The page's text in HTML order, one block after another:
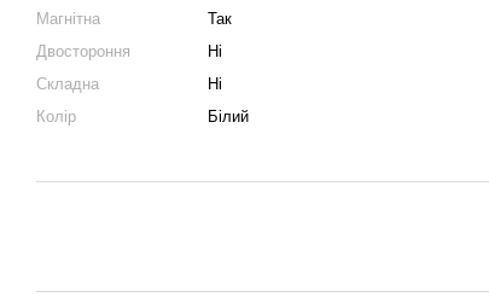
Магнітна
Так
Двостороння
Ні
Складна
Ні
Колір
Білий